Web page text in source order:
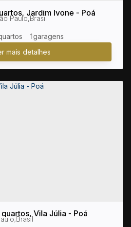
Jardim Ivone - Poá
Paulo,Brasil
1
Vila Júlia - Poá
,Brasil